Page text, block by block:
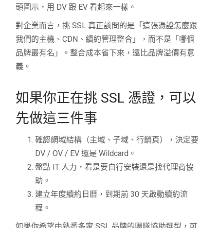
頭圖示，用 DV 跟 EV 看起來一樣。
對企業而言，挑 SSL 真正該問的是「這張憑證怎麼跟
我們的主機、CDN、續約管理整合」，而不是「哪個
品牌最有名」。整合成本省下來，遠比品牌溢價有意
義。
如果你正在挑 SSL 憑證，可以
先做這三件事
確認網域結構（主域、子域、行銷頁），決定要
DV / OV / EV 還是 Wildcard。
盤點 IT 人力，看是要自行安裝還是找代理商協
助。
建立年度續約日曆，到期前 30 天啟動續約流
程。